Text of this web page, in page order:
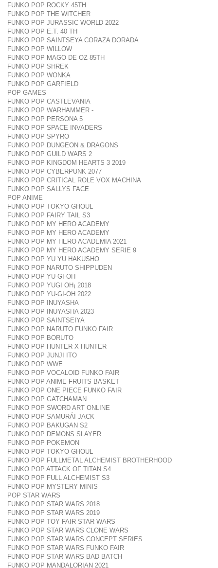
FUNKO POP ROCKY 45TH
FUNKO POP THE WITCHER
FUNKO POP JURASSIC WORLD 2022
FUNKO POP E.T. 40 TH
FUNKO POP SAINTSEYA CORAZA DORADA
FUNKO POP WILLOW
FUNKO POP MAGO DE OZ 85TH
FUNKO POP SHREK
FUNKO POP WONKA
FUNKO POP GARFIELD
POP GAMES
FUNKO POP CASTLEVANIA
FUNKO POP WARHAMMER -
FUNKO POP PERSONA 5
FUNKO POP SPACE INVADERS
FUNKO POP SPYRO
FUNKO POP DUNGEON & DRAGONS
FUNKO POP GUILD WARS 2
FUNKO POP KINGDOM HEARTS 3 2019
FUNKO POP CYBERPUNK 2077
FUNKO POP CRITICAL ROLE VOX MACHINA
FUNKO POP SALLYS FACE
POP ANIME
FUNKO POP TOKYO GHOUL
FUNKO POP FAIRY TAIL S3
FUNKO POP MY HERO ACADEMY
FUNKO POP MY HERO ACADEMY
FUNKO POP MY HERO ACADEMIA 2021
FUNKO POP MY HERO ACADEMY SERIE 9
FUNKO POP YU YU HAKUSHO
FUNKO POP NARUTO SHIPPUDEN
FUNKO POP YU-GI-OH
FUNKO POP YUGI OH¡ 2018
FUNKO POP YU-GI-OH 2022
FUNKO POP INUYASHA
FUNKO POP INUYASHA 2023
FUNKO POP SAINTSEIYA
FUNKO POP NARUTO FUNKO FAIR
FUNKO POP BORUTO
FUNKO POP HUNTER X HUNTER
FUNKO POP JUNJI ITO
FUNKO POP WWE
FUNKO POP VOCALOID FUNKO FAIR
FUNKO POP ANIME FRUITS BASKET
FUNKO POP ONE PIECE FUNKO FAIR
FUNKO POP GATCHAMAN
FUNKO POP SWORD ART ONLINE
FUNKO POP SAMURÁI JACK
FUNKO POP BAKUGAN S2
FUNKO POP DEMONS SLAYER
FUNKO POP POKEMON
FUNKO POP TOKYO GHOUL
FUNKO POP FULLMETAL ALCHEMIST BROTHERHOOD
FUNKO POP ATTACK OF TITAN S4
FUNKO POP FULL ALCHEMIST S3
FUNKO POP MYSTERY MINIS
POP STAR WARS
FUNKO POP STAR WARS 2018
FUNKO POP STAR WARS 2019
FUNKO POP TOY FAIR STAR WARS
FUNKO POP STAR WARS CLONE WARS
FUNKO POP STAR WARS CONCEPT SERIES
FUNKO POP STAR WARS FUNKO FAIR
FUNKO POP STAR WARS BAD BATCH
FUNKO POP MANDALORIAN 2021